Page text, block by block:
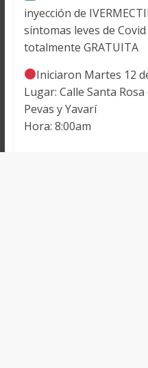
inyección de
síntomas leves de
totalmente GRATUITA
Iniciaron Martes 12
Lugar: Calle Santa
Pevas y Yavarí
Hora: 8:00am